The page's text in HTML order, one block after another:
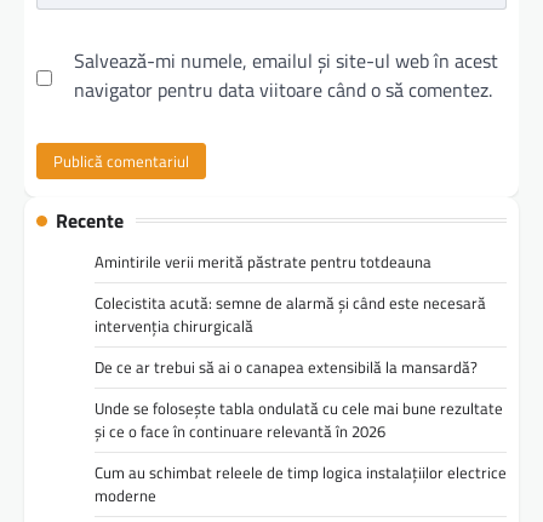
Salvează-mi numele, emailul și site-ul web în acest
navigator pentru data viitoare când o să comentez.
Recente
Amintirile verii merită păstrate pentru totdeauna
Colecistita acută: semne de alarmă și când este necesară
intervenția chirurgicală
De ce ar trebui să ai o canapea extensibilă la mansardă?
Unde se folosește tabla ondulată cu cele mai bune rezultate
și ce o face în continuare relevantă în 2026
Cum au schimbat releele de timp logica instalațiilor electrice
moderne